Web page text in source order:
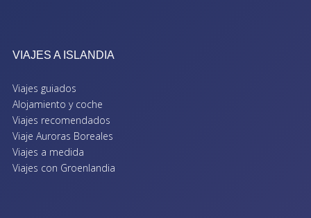
VIAJES A ISLANDIA
Viajes guiados
Alojamiento y coche
Viajes recomendados
Viaje Auroras Boreales
Viajes a medida
Viajes con Groenlandia